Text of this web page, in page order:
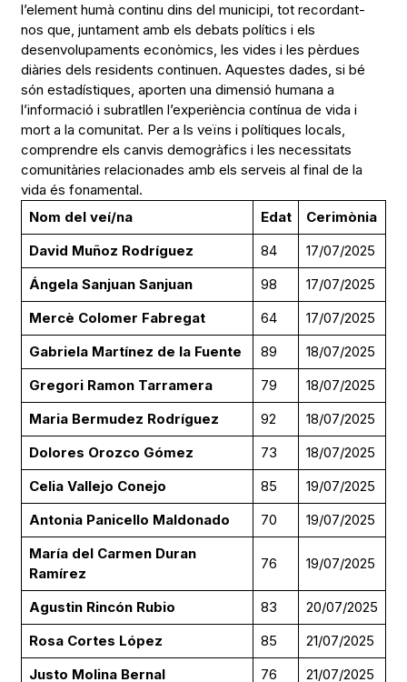
l’element humà continu dins del municipi, tot recordant-
nos que, juntament amb els debats polítics i els
desenvolupaments econòmics, les vides i les pèrdues
diàries dels residents continuen. Aquestes dades, si bé
són estadístiques, aporten una dimensió humana a
l’informació i subratllen l’experiència contínua de vida i
mort a la comunitat. Per a ls veïns i polítiques locals,
comprendre els canvis demogràfics i les necessitats
comunitàries relacionades amb els serveis al final de la
vida és fonamental.
Nom del veí/na
Edat
Cerimònia
David Muñoz Rodríguez
84
17/07/2025
Ángela Sanjuan Sanjuan
98
17/07/2025
Mercè Colomer Fabregat
64
17/07/2025
Gabriela Martínez de la Fuente
89
18/07/2025
Gregori Ramon Tarramera
79
18/07/2025
Maria Bermudez Rodríguez
92
18/07/2025
Dolores Orozco Gómez
73
18/07/2025
Celia Vallejo Conejo
85
19/07/2025
Antonia Panicello Maldonado
70
19/07/2025
María del Carmen Duran
Ramírez
76 19/07/2025
Agustin Rincón Rubio 83
20/07/2025
Rosa Cortes López
85
21/07/2025
Justo Molina Bernal
76
21/07/2025